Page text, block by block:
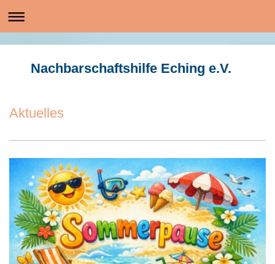
Nachbarschaftshilfe Eching e.V.
Aktuelles